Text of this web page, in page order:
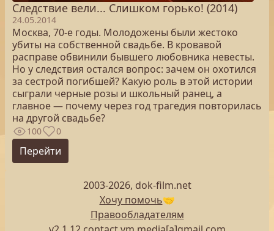
Следствие вели... Слишком горько! (2014)
24.05.2014
Москва, 70-е годы. Молодожены были жестоко
убиты на собственной свадьбе. В кровавой
расправе обвинили бывшего любовника невесты.
Но у следствия остался вопрос: зачем он охотился
за сестрой погибшей? Какую роль в этой истории
сыграли черные розы и школьный ранец, а
главное — почему через год трагедия повторилась
на другой свадьбе?
100 0
Перейти
2003-2026, dok-film.net
Хочу помочь🤝
Правообладателям